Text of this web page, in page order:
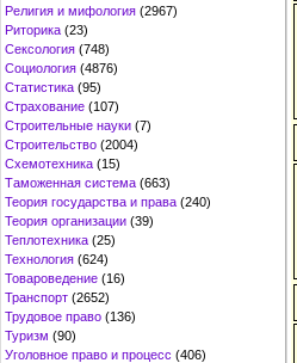
Религия и мифология (2967)
Риторика (23)
Сексология (748)
Социология (4876)
Статистика (95)
Страхование (107)
Строительные науки (7)
Строительство (2004)
Схемотехника (15)
Таможенная система (663)
Теория государства и права (240)
Теория организации (39)
Теплотехника (25)
Технология (624)
Товароведение (16)
Транспорт (2652)
Трудовое право (136)
Туризм (90)
Уголовное право и процесс (406)